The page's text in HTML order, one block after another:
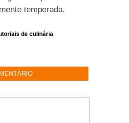
temperada.
de culinária